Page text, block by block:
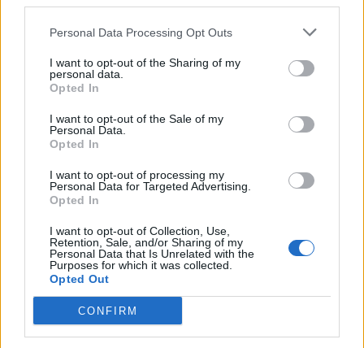
Personal Data Processing Opt Outs
I want to opt-out of the Sharing of my
personal data.
Opted In
I want to opt-out of the Sale of my
Personal Data.
Opted In
I want to opt-out of processing my
Personal Data for Targeted Advertising.
Opted In
I want to opt-out of Collection, Use,
Retention, Sale, and/or Sharing of my
Personal Data that Is Unrelated with the
Purposes for which it was collected.
Opted Out
CONFIRM
intérêts, et valoriser ses efforts plutôt que seulement
ses résultats peut l’aider à prendre confiance. Un
donnera la liberté d’explorer sa personnalité sans
crainte de jugement.
Respecter sa personnalité et ses limites
soient naturellement plus réservés ou calmes. Leur
laisser le temps de s’ouvrir à leur rythme et éviter de
leur imposer des situations qui pourraient les
stressent davantage sont des clés pour leur bien-
Encourager la socialisation de manière
progressive